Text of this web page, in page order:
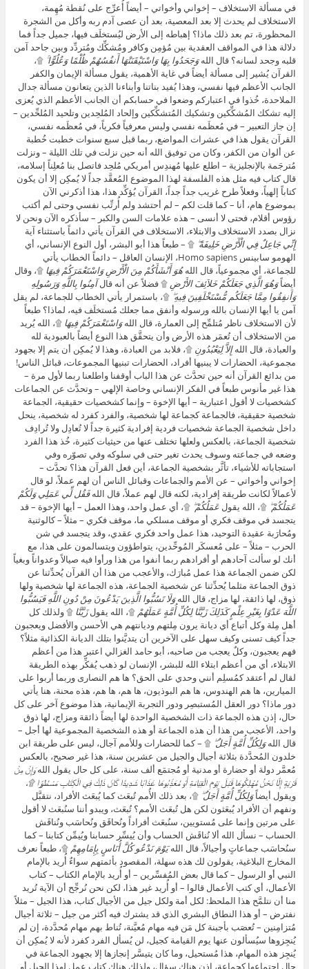
في مسألة الاستخلاف – إخواني وأخواتي – أيضاً أُعرِّج على نُقطة مُهِمة،
الاستخلاف لم يحدث إلا بعد المعصية، بعد أن عصى آدم ربه وأكل من الشجرة
المحظورة، تم بعد ذلك ماذا؟ إهباطه إلى الأرض ليُستخلَف فيها، جميل جداً فما
دلالة هذا في المواقف العقدية بين مُؤمِن وكافر ومُشكِّك ومُتردِّد وبين جاحد آمن
قلبه وجحد لسانه؟ قال اللهوَجَحَدُوا بِهَا وَاسْتَيْقَنَتْهَا أَنفُسُهُمْ ظُلْمًا وَعُلُوًّا ۚ ۩،
القرآن يُشير إلى مسألة أيضاً في غاية الأهمية، يقول مسألة الإيمان والكفر
الجانب الأعظم فيها نفسي، وهذا يُفيد بناتنا وأبناءنا الذين يتعانون مسألة جدال
الملاحدة، خُذوا في اعتباركم وضعوا في حسابكم أن الجانب الأعظم الذي يُعزى
إليه تشكك المُشكِّكين وتشكيك المُتشكِّكين وإلحاد المُلحِدين وتلحيد المُلحِّدين –
إن جاز التعبير – في مُعظَمه نفسي وليس معرفياً فكرياً، في مُعظَمه نفسي،
القرآن يقول هذا في عشرات المواضع، ربما قبل سبع سنوات خطبت خُطبة
عن ألوان من الكفر، وكان من توفيق الله أنه حين نزلت في تلك الليلة – ونزلت
مُترجَمة بالإنجليزية – اطلع عليها مُهندِس أمريكي مُلحِد فاتصل بنا مُعلِناً إسلامه،
قال كتاب فيه مثل هذه الفلسفة لهذا الموضوع المُعقَّد جداً لا يُمكِن إلا أن يكون
كتاباً إلهياً، وفعلاً طرح غريب جداً جداً، القرآن يُؤكِّد هذا، هذا أذكرني الآن
بموضوع هام، أنا – كما قلت لكم – لم أحتشد ولم أُرتِّب نفسي وحتى لم أكتب
رؤوس أقلام، فحتى لا أنسى – هذه علامات السن والكبر – سأذكره الآن ونحن لا
نزال بصدد الاستخلاف والابتلاء، الاستخلاف في القرآن يأتي دائماً باستثناء آية
إِنِّي جَاعِلٌ فِي الْأَرْضِ خَلِيفَةً ۖ ۩ – طبعاً هذا أبو البشر، أول النوع الإنساني، أي
الهومو سابينس Homo sapiens، الإنسان العاقل – دائماً الخطاب يأتي
للجماعة، أي مجموعياً، قال اللههُوَ أَنْشَأَكُمْ مِنَ الْأَرْضِ وَاسْتَعْمَرَكُمْ فِيهَا ۩، وقال
أيضاًوَهُوَ الَّذِي جَعَلَكُمْ خَلاَئِفَ الأَرْضِ ۩ فضلاً عن أنه قالآمِنُوا بِاللَّهِ وَرَسُولِهِ
وَأَنفِقُوا مِمَّا جَعَلَكُم مُّسْتَخْلَفِينَ فِيهِ ۖ ۩، باستمرار يأتي الخطاب للجماعة، لم يقل
آمن يا أيها الإنسان بالله ورسوله وأنفق مما جعلك مُستخلَف فيه، لماذا؟ طبعاً
لأن الاستخلاف ناظر مُتلمِّح إلى العمارة، قال اللهوَاسْتَعْمَرَكُمْ فِيهَا ۩، الله يُريد
من الاستخلاف أن تُعمَر هذه الأرض وأن يتحقَّق هذا النوع أيضاً بالعبودية لله
والعبادة، قال اللهإِلاَّ لِيَعْبُدُونِ ۩، فلابد من العبادة، وهذا لا يُمكِن أن يتم إلا بجهود
مجموعية، الحضارات لا يبنيها أفراد، الحضارات تبنيها المجموعات، قبائل الناس!
من بدائع القرآن أنه حين تحدَّث عن هذا الباب أوقفنا واطلعنا ربما لأول مرة –
هذا غير مأنوس طبعاً في الفكر الإنساني وخاصة الإلهي – وتحدَّث عن الجماعات
كشخصيات لا أقول اعتبارية – أيها الإخوة – وإنما كشخصيات حقيقية، الجماعة
شخصية حقيقية، فالجماعة كجماعة لها شخصية، والفرد كفرد له شخصية، ينحل
داخل شخصية الجماعة شخصيات فردية إفرادية كثيرة جداً لا تُعادِل ولا تُرادِف
شخصية الجماعة، بالعكس ولعلها تختلف عنها من حيثيات كثيرة، خُذ هذا الفرد
وضعه في جماعته وسوف يحدث تغير حتى في سلوكه وفي تصوّره وفي
استجاباته للأشياء، تأثَّر بشخصية الجماعة، أين فعل القرآن هذا؟ تحدَّث –
إخواني وأخواتي – عن الأمم والجماعات وقبائل الناس أن لهم عملاً، لو قال
لأعمالاً لكانت طريقة إفرادية، لكنه قال لهم عملاً، قال اللهفَقُل لِّي عَمَلِي وَلَكُمْ
عَمَلُكُمْ ۖ ۩، الله يقول عَمَلُكُمْ ۖ ۩، أي عمل واحد، وهذا العمل – أيها الإخوة – قد
يتجسد في موقف فكري أو موقف مسلكي ما، موقف فكري – مثلاً – كالوثنية
ومُحارَبة عقيدة التوحيد، هذا عمل واحد فكري عقدي، وقد يتجسد في شن
الحرب – مثلاً – على مُعسكَر المُوحِّدين، يتواطؤون ويتسالمون على هذا، مع
أنك لو سألت آحادهم أو أفرادهم ربما أنفوا من هذا ورأوا فيه صيالاً وعدواناً وبغياً
لكن ضمن الجماعة هذا عمل مُبارَك، والأعجب من هذا أن القرآن يُحدِّثنا عن
ذوق الجماعة مثلما يُحدِّثنا عن شخصية الجماعة، هذه الجماعة لها شخصية ولها
ذوق، لها ذائقة، لها مزاج، قال اللهوَلَا تَسُبُّوا الَّذِينَ يَدْعُونَ مِنْ دُونِ اللَّهِ فَيَسُبُّوا
اللَّهَ عَدْوًا بِغَيْرِ عِلْمٍ كَذَلِكَ زَيَّنَّا لِكُلِّ أُمَّةٍ عَمَلَهُمْ ۩، الله يقولزَيَّنَّا ۩ ولذلك كل
أهل مِلة وكل أتباع أي ديانة يرون مِلتهم وديانتهم هي الأحسن والأفضل ويعجبون
جداً كيف تسنى وكيف سهل على الآخرين أن يتديَّنوا بتلك الديانة الكذائية مثلاً؟
فهم يعجبون، وكلٌ يعجب من صاحبه، أبو حامد الغزالي اعتبر هذا من أعظم
الابتلاء، أي من أعظم ابتلاء الله للبشر، الإنسان لو ذهب يُفكِّر بهذه الطريقة
لقال لم أعتقد كمُسلِم أنني وحدي على الحق؟ ها هم النصارى وربما أربوا على
الميارين، ها هم الهندوس، ها هم البوذيون، ها هم، ها هم، هذه محنة، هنا يأتي
دور ماذا؟ دور العقل المُستبصِر ودور التجربة الإيمانية، هذا موضوع آخر على كل
حال، إذن هذه الجماعة ذات الشخصية الواحدة لها أيضاً ذائقة ومزاج، لها ذوق
واحد، الأعجب من هذا أن هذه الجماعة أو هذه الشخصية المجموعية لها أجل –
قال اللهوَلِكُلِّ أُمَّةٍ أَجَلٌ ۖ ۩ – كما للحضارات وللأمم آجال، ليس على طريقة ابن
خلدون المُحدَّدة بثلاثة أجيال والجيل من عشرين سنة، هذا غير صحيح، بالعكس
مُعمَّر دولة أو حضارة أو مدنية أو مُجتمَع ألف سنة، على كل حال يقول اللهوَإِنْ مِنْ
قَرْيَةٍ إِلَّا نَحْنُ مُهْلِكُوهَا قَبْلَ يَوْمِ الْقِيَامَةِ أَوْ مُعَذِّبُوهَا عَذَابًا شَدِيدًا كَانَ ذَلِكَ فِي الْكِتَابِ مَسْطُورًا ۩،
ويقول أيضاًوَلِكُلِّ أُمَّةٍ أَجَلٌ ۖ ۩، بعد ذلك الأُمم تُبعَث كما يُبعَث الأفراد، نتقبَّل
ونفهم أن الأفراد يُبعَثون لكن هل تُبعَث الأمم؟ تُبعَث، ويبدو أننا سنُبعَث لا أقول
على مرتين وإنما على مُستويين، سنُبعَث أفراداً ونُحاقَق ونُحاسَب ونُناقَش
الحساب – نسأل الله ألا نُناقَش الحساب وأن يُيسِّر حسابنا ويُيمِّن كتابنا – كما
سنُحاسَب جماعاتٍ وأجيالاً، قال اللهيَوْمَ نَدْعُو كُلَّ أُنَاسٍ بِإِمَامِهِمْ ۩، طبعاً نعرف
المخارج البلاغية، يقولون لك هذه سهلة، المقصود بأئمتهم سواءٌ أُريد بالإمام
النبي أو الرسول – كما قال بعض المُفسِّرين – أو أُريد بالإمام الكتاب – كتاب
الأعمال، أي كتب الأعمال قالوا – أو أُريد غير هذا، لكن نحن نُرجِّح أن الآية تُريد
منا أن نتلمَّح هذا الملحظ: لكل أمة ولكل جيل من الأجيال كتاب، هذا الجيل – مثلاً
نفترض – أو هذا النطاق البشري الذي قد يشترك فيه أكثر من جيل – ثلاثة أجيال
مُتزامِنين – تُعصَب بأجبنة كل مَن فيه مهام مُعيَّنة، تُناط بهم مهام مُحدَّدة، إن لم
يُنجِزوها سيُسألون عنها يوم القيامة كجيل، لن يُسأل الفرد كفرد لأنه لا يُمكِن أن
يُنجِز هذه المهام، هذا مُستحيل، وما كان يتيسَّر إنجازها إلا بجهود الجماعة في
حال اجتماعها كجماعة، إذن هناك سؤال، ولذلك هناك كتاب عمل لهذا الجيل أو